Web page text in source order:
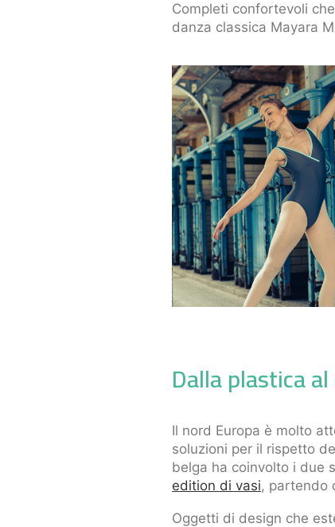
Completi confortevoli
danza classica Mayara
Dalla plastica
Il nord Europa è molto
soluzioni per il rispetto
belga ha coinvolto i due
edition di vasi, partendo
Oggetti di design che